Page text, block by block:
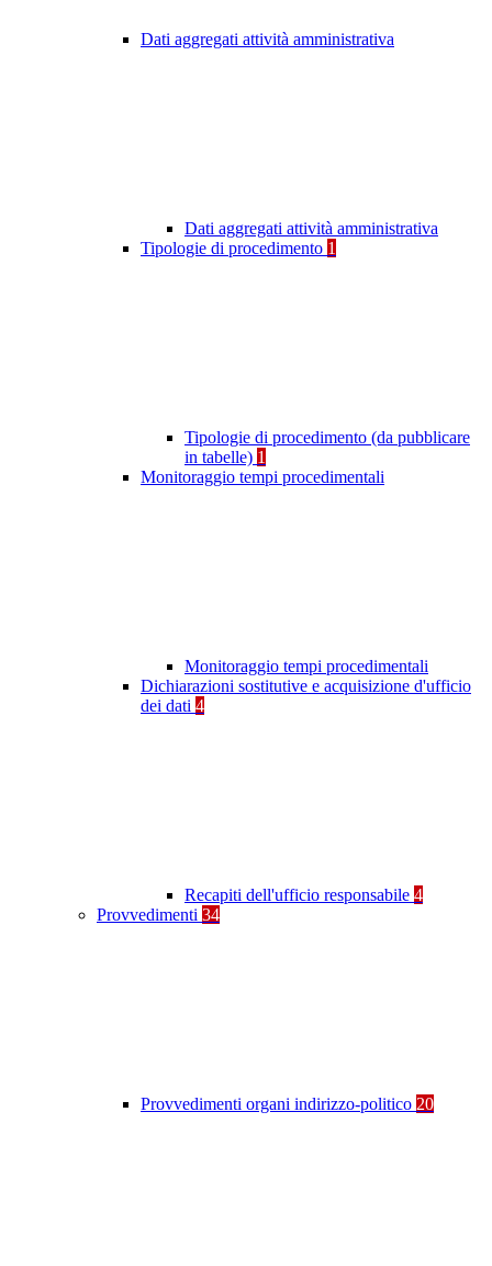
Dati aggregati attività amministrativa
Dati aggregati attività amministrativa
Tipologie di procedimento 1
Tipologie di procedimento (da pubblicare
in tabelle) 1
Monitoraggio tempi procedimentali
Monitoraggio tempi procedimentali
Dichiarazioni sostitutive e acquisizione d'ufficio
dei dati 4
Recapiti dell'ufficio responsabile 4
Provvedimenti 34
Provvedimenti organi indirizzo-politico 20